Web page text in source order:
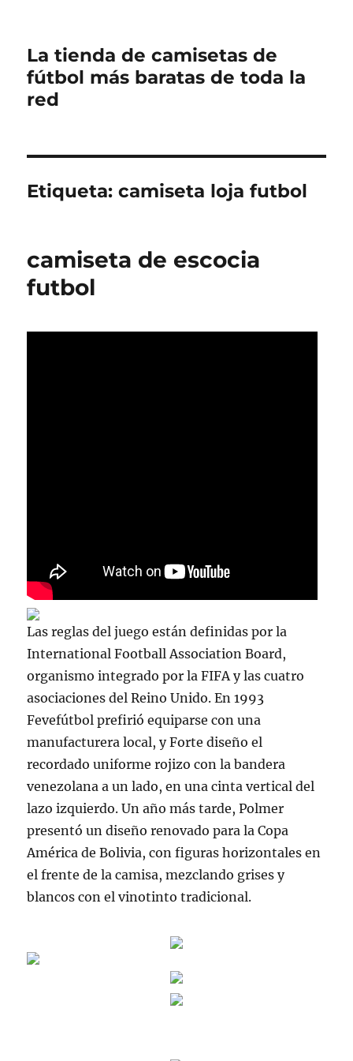
La tienda de camisetas de
fútbol más baratas de toda la
red
Etiqueta:camiseta loja futbol
camiseta de escocia
futbol
Las reglas del juego están definidas por la
International Football Association Board,
organismo integrado por la FIFA y las cuatro
asociaciones del Reino Unido. En 1993
Fevefútbol prefirió equiparse con una
manufacturera local, y Forte diseño el
recordado uniforme rojizo con la bandera
venezolana a un lado, en una cinta vertical del
lazo izquierdo. Un año más tarde, Polmer
presentó un diseño renovado para la Copa
América de Bolivia, con figuras horizontales en
el frente de la camisa, mezclando grises y
blancos con el vinotinto tradicional.